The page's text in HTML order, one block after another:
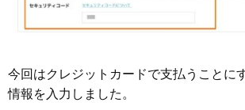
今回はクレジットカードで支払うことに
情報を入力しました。